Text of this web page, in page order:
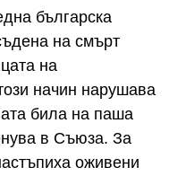
българска
на смърт
на
начин нарушава
била на паша
в Съюза. За
оживени